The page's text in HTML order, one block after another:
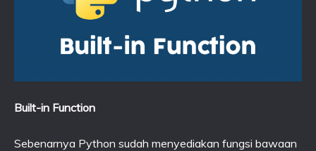
Built-in Function
Sebenarnya Python sudah menyediakan fungsi bawaan